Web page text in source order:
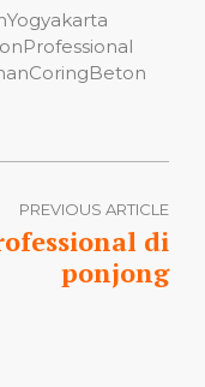
PREVIOUS ARTICLE
di
ponjong